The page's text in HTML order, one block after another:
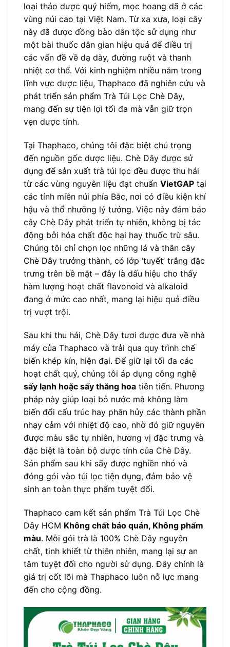
loại thảo dược quý hiếm, mọc hoang dã ở các
vùng núi cao tại Việt Nam. Từ xa xưa, loại cây
này đã được đồng bào dân tộc sử dụng như
một bài thuốc dân gian hiệu quả để điều trị
các vấn đề về dạ dày, đường ruột và thanh
nhiệt cơ thể. Với kinh nghiệm nhiều năm trong
lĩnh vực dược liệu, Thaphaco đã nghiên cứu và
phát triển sản phẩm Trà Túi Lọc Chè Dây,
mang đến sự tiện lợi tối đa mà vẫn giữ trọn
vẹn dược tính.
Tại Thaphaco, chúng tôi đặc biệt chú trọng
đến nguồn gốc dược liệu. Chè Dây được sử
dụng để sản xuất trà túi lọc đều được thu hái
từ các vùng nguyên liệu đạt chuẩn VietGAP tại
các tỉnh miền núi phía Bắc, nơi có điều kiện khí
hậu và thổ nhưỡng lý tưởng. Việc này đảm bảo
cây Chè Dây phát triển tự nhiên, không bị tác
động bởi hóa chất độc hại hay thuốc trừ sâu.
Chúng tôi chỉ chọn lọc những lá và thân cây
Chè Dây trưởng thành, có lớp ‘tuyết’ trắng đặc
trưng trên bề mặt – đây là dấu hiệu cho thấy
hàm lượng hoạt chất flavonoid và alkaloid
đang ở mức cao nhất, mang lại hiệu quả điều
trị vượt trội.
Sau khi thu hái, Chè Dây tươi được đưa về nhà
máy của Thaphaco và trải qua quy trình chế
biến khép kín, hiện đại. Để giữ lại tối đa các
hoạt chất quý, chúng tôi áp dụng công nghệ
sấy lạnh hoặc sấy thăng hoa tiên tiến. Phương
pháp này giúp loại bỏ nước mà không làm
biến đổi cấu trúc hay phân hủy các thành phần
nhạy cảm với nhiệt độ cao, nhờ đó giữ nguyên
được màu sắc tự nhiên, hương vị đặc trưng và
đặc biệt là toàn bộ dược tính của Chè Dây.
Sản phẩm sau khi sấy được nghiền nhỏ và
đóng gói vào túi lọc tiện dụng, đảm bảo vệ
sinh an toàn thực phẩm tuyệt đối.
Thaphaco cam kết sản phẩm Trà Túi Lọc Chè
Dây HCM Không chất bảo quản, Không phẩm
màu. Mỗi gói trà là 100% Chè Dây nguyên
chất, tinh khiết từ thiên nhiên, mang lại sự an
tâm tuyệt đối cho người sử dụng. Đây chính là
giá trị cốt lõi mà Thaphaco luôn nỗ lực mang
đến cho cộng đồng.